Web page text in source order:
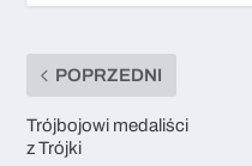
POPRZEDNI
Trójbojowi medaliści
z Trójki